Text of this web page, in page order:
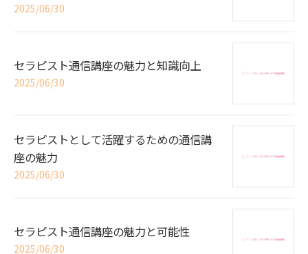
2025/06/30
セラピスト通信講座の魅力と知識向上
2025/06/30
セラピストとして活躍するための通信講
座の魅力
2025/06/30
セラピスト通信講座の魅力と可能性
2025/06/30